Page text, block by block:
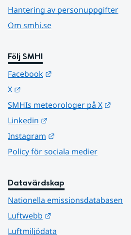
Hantering av personuppgifter
Om smhi.se
Följ SMHI
Facebook
X
SMHIs meteorologer på X
Linkedin
Instagram
Policy för sociala medier
Datavärdskap
Nationella emissionsdatabasen
Luftwebb
Luftmiljödata